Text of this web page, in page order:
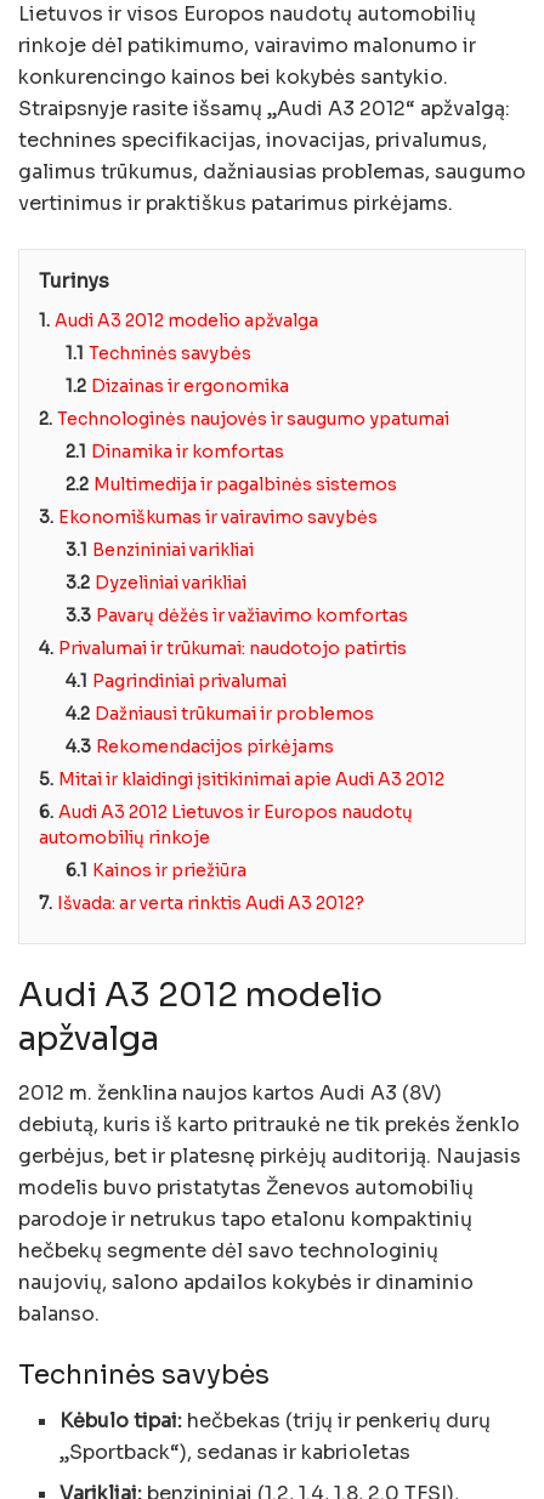
Lietuvos ir visos Europos naudotų automobilių
rinkoje dėl patikimumo, vairavimo malonumo ir
konkurencingo kainos bei kokybės santykio.
Straipsnyje rasite išsamų „Audi A3 2012“ apžvalgą:
technines specifikacijas, inovacijas, privalumus,
galimus trūkumus, dažniausias problemas, saugumo
vertinimus ir praktiškus patarimus pirkėjams.
Turinys
1. Audi A3 2012 modelio apžvalga
1.1 Techninės savybės
1.2 Dizainas ir ergonomika
2. Technologinės naujovės ir saugumo ypatumai
2.1 Dinamika ir komfortas
2.2 Multimedija ir pagalbinės sistemos
3. Ekonomiškumas ir vairavimo savybės
3.1 Benzininiai varikliai
3.2 Dyzeliniai varikliai
3.3 Pavarų dėžės ir važiavimo komfortas
4. Privalumai ir trūkumai: naudotojo patirtis
4.1 Pagrindiniai privalumai
4.2 Dažniausi trūkumai ir problemos
4.3 Rekomendacijos pirkėjams
5. Mitai ir klaidingi įsitikinimai apie Audi A3 2012
6. Audi A3 2012 Lietuvos ir Europos naudotų
automobilių rinkoje
6.1 Kainos ir priežiūra
7. Išvada: ar verta rinktis Audi A3 2012?
Audi A3 2012 modelio
apžvalga
2012 m. ženklina naujos kartos Audi A3 (8V)
debiutą, kuris iš karto pritraukė ne tik prekės ženklo
gerbėjus, bet ir platesnę pirkėjų auditoriją. Naujasis
modelis buvo pristatytas Ženevos automobilių
parodoje ir netrukus tapo etalonu kompaktinių
hečbekų segmente dėl savo technologinių
naujovių, salono apdailos kokybės ir dinaminio
balanso.
Techninės savybės
Kėbulo tipai: hečbekas (trijų ir penkerių durų
„Sportback“), sedanas ir kabrioletas